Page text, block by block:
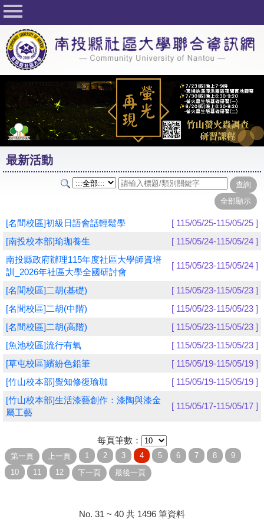
回首頁
關於社大
公佈欄
行事曆
最新活動
活動花絮
課程一覽表
志工與社團
友站連結
網路選課
學員專區
教師專區
評委專區
校務行政
最新活動
[名間校區]初級日語會話輕鬆學
[ 115/05/25-115/05/25 ]
[南投校本部]瑜珈養生
[ 115/05/24-115/05/24 ]
南投縣政府辦理115年度社區大學師資培
訓_2026年社區大學全國研討會
[ 115/05/23-115/05/24 ]
[名間校區]二胡(基礎)
[ 115/05/23-115/05/23 ]
[名間校區]二胡(中階)
[ 115/05/23-115/05/23 ]
[名間校區]二胡(高階)
[ 115/05/23-115/05/23 ]
[魚池校區]流行有氧
[ 115/05/23-115/05/23 ]
[草屯校區]繽紛色鉛筆
[ 115/05/19-115/05/19 ]
[竹山校本部]覺知修復瑜珈
[ 115/05/19-115/05/19 ]
[竹山校本部]生活漆藝創作：漆陶與漆金
屬工藝
[ 115/05/17-115/05/17 ]
每頁筆數：
No. 31 ~ 40 共 1496 筆資料